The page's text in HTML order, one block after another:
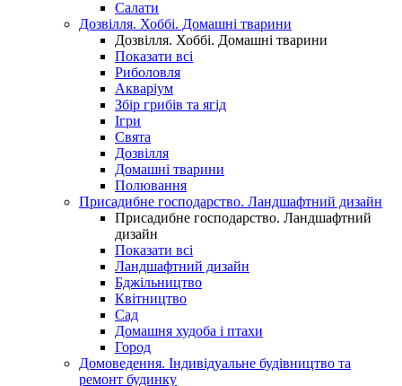
Салати
Дозвілля. Хоббі. Домашні тварини
Дозвілля. Хоббі. Домашні тварини
Показати всі
Риболовля
Акваріум
Збір грибів та ягід
Ігри
Свята
Дозвілля
Домашні тварини
Полювання
Присадибне господарство. Ландшафтний дизайн
Присадибне господарство. Ландшафтний
дизайн
Показати всі
Ландшафтний дизайн
Бджільництво
Квітництво
Сад
Домашня худоба і птахи
Город
Домоведення. Індивідуальне будівництво та
ремонт будинку